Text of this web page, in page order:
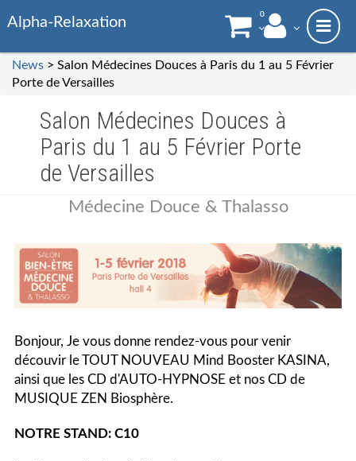
Alpha-Relaxation 0
News > Salon Médecines Douces à Paris du 1 au 5 Février
Porte de Versailles
Salon Médecines Douces à
Paris du 1 au 5 Février Porte
de Versailles
Médecine Douce & Thalasso
Bonjour, Je vous donne rendez-vous pour venir
découvir le TOUT NOUVEAU Mind Booster KASINA,
ainsi que les CD d'AUTO-HYPNOSE et nos CD de
MUSIQUE ZEN Biosphère.
NOTRE STAND: C10